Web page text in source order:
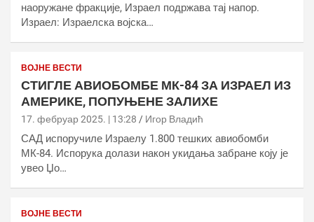
наоружане фракције, Израел подржава тај напор.
Израел: Израелска војска…
ВОЈНЕ ВЕСТИ
СТИГЛЕ АВИОБОМБЕ МК-84 ЗА ИЗРАЕЛ ИЗ
АМЕРИКЕ, ПОПУЊЕНЕ ЗАЛИХЕ
17. фебруар 2025. | 13:28 Игор Владић
САД испоручиле Израелу 1.800 тешких авиобомби
МК-84. Испорука долази након укидања забране коју је
увео Џо…
ВОЈНЕ ВЕСТИ